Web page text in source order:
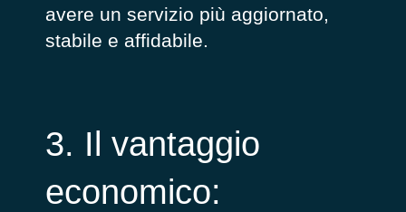
avere un servizio più aggiornato,
stabile e affidabile.
3. Il vantaggio
economico: